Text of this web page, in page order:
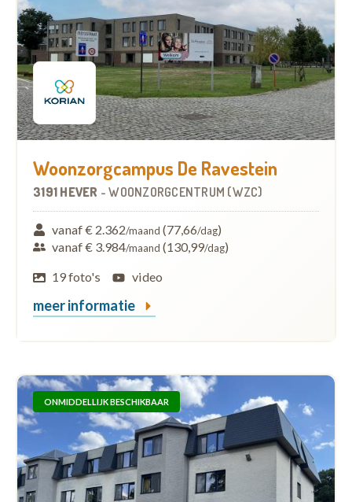
Woonzorgcampus De Ravestein
3191 HEVER -WOONZORGCENTRUM (WZC)
vanaf € 2.362/maand (77,66/dag)
vanaf € 3.984/maand (130,99/dag)
19 foto's
video
meer informatie
ONMIDDELLIJK BESCHIKBAAR